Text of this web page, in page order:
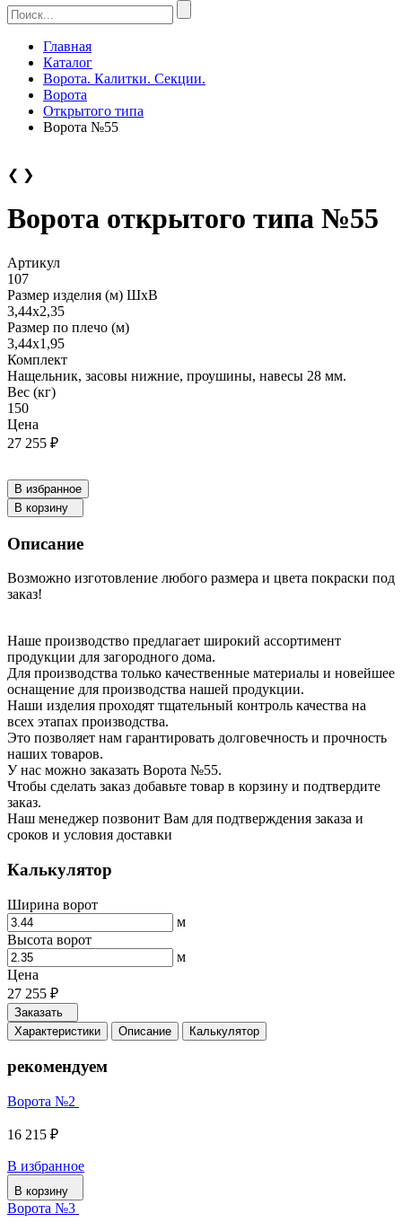
Главная
Каталог
Ворота. Калитки. Секции.
Ворота
Открытого типа
Ворота №55
❮ ❯
Ворота открытого типа №55
Артикул
107
Размер изделия (м) ШхВ
3,44х2,35
Размер по плечо (м)
3,44х1,95
Комплект
Нащельник, засовы нижние, проушины, навесы 28 мм.
Вес (кг)
150
Цена
27 255 ₽
В избранное
В корзину
Описание
Возможно изготовление любого размера и цвета покраски под
заказ!
Наше производство предлагает широкий ассортимент
продукции для загородного дома.
Для производства только качественные материалы и новейшее
оснащение для производства нашей продукции.
Наши изделия проходят тщательный контроль качества на
всех этапах производства.
Это позволяет нам гарантировать долговечность и прочность
наших товаров.
У нас можно заказать Ворота №55.
Чтобы сделать заказ добавьте товар в корзину и подтвердите
заказ.
Наш менеджер позвонит Вам для подтверждения заказа и
сроков и условия доставки
Калькулятор
Ширина ворот
м
Высота ворот
м
Цена
27 255 ₽
Заказать
Характеристики
Описание Калькулятор
рекомендуем
Ворота №2
16 215 ₽
В избранное
В корзину
Ворота №3